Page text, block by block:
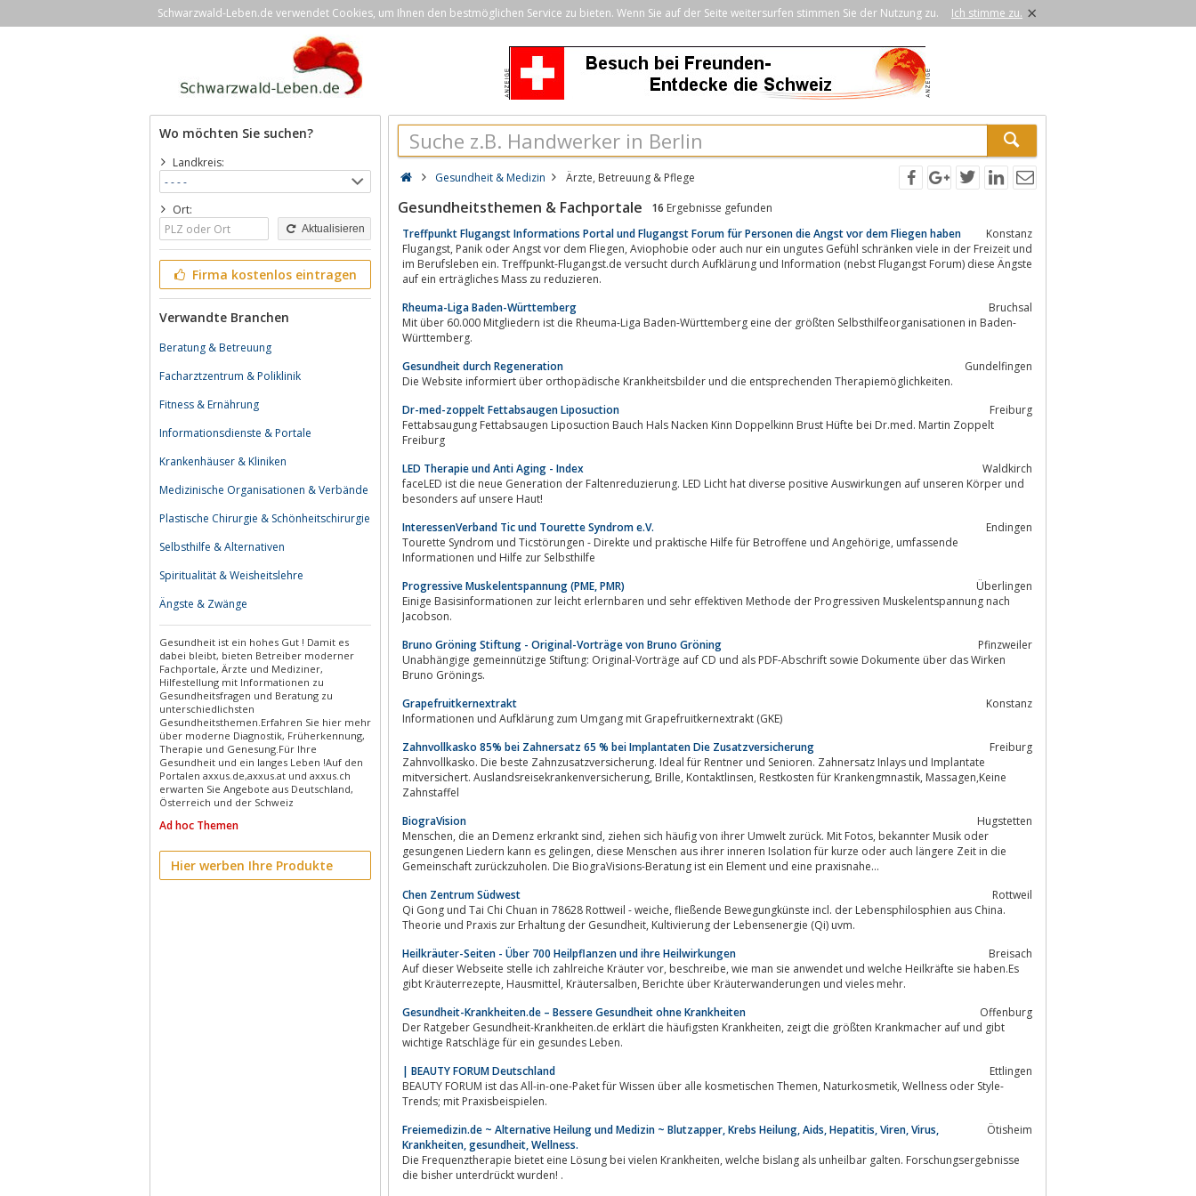
Schwarzwald-Leben.de verwendet Cookies, um Ihnen den bestmöglichen Service zu bieten. Wenn Sie auf der Seite weitersurfen stimmen Sie der Nutzung zu. Ich stimme zu. ×
Wo möchten Sie suchen?
Landkreis:
Ort:
Aktualisieren
Firma kostenlos eintragen
Verwandte Branchen
Beratung & Betreuung
Facharztzentrum & Poliklinik
Fitness & Ernährung
Informationsdienste & Portale
Krankenhäuser & Kliniken
Medizinische Organisationen & Verbände
Plastische Chirurgie & Schönheitschirurgie
Selbsthilfe & Alternativen
Spiritualität & Weisheitslehre
Ängste & Zwänge
Gesundheit ist ein hohes Gut ! Damit es
dabei bleibt, bieten Betreiber moderner
Fachportale, Ärzte und Mediziner,
Hilfestellung mit Informationen zu
Gesundheitsfragen und Beratung zu
unterschiedlichsten
Gesundheitsthemen.Erfahren Sie hier mehr
über moderne Diagnostik, Früherkennung,
Therapie und Genesung.Für Ihre
Gesundheit und ein langes Leben !Auf den
Portalen axxus.de,axxus.at und axxus.ch
erwarten Sie Angebote aus Deutschland,
Österreich und der Schweiz
Ad hoc Themen
Hier werben Ihre Produkte
Gesundheit & Medizin Ärzte, Betreuung & Pflege
Gesundheitsthemen & Fachportale 16 Ergebnisse gefunden
Treffpunkt Flugangst Informations Portal und Flugangst Forum für Personen die Angst vor dem Fliegen haben
Konstanz
Flugangst, Panik oder Angst vor dem Fliegen, Aviophobie oder auch nur ein ungutes Gefühl schränken viele in der Freizeit und
im Berufsleben ein. Treffpunkt-Flugangst.de versucht durch Aufklärung und Information (nebst Flugangst Forum) diese Ängste
auf ein erträgliches Mass zu reduzieren.
Rheuma-Liga Baden-Württemberg
Bruchsal
Mit über 60.000 Mitgliedern ist die Rheu­ma-Liga Baden-Württemberg eine der größ­ten Selbst­hilfe­orga­nisationen in Ba­den-
Württemberg.
Gesundheit durch Regeneration
Gundelfingen
Die Website informiert über orthopädische Krankheitsbilder und die entsprechenden Therapiemöglichkeiten.
Dr-med-zoppelt Fettabsaugen Liposuction
Freiburg
Fettabsaugung Fettabsaugen Liposuction Bauch Hals Nacken Kinn Doppelkinn Brust Hüfte bei Dr.med. Martin Zoppelt
Freiburg
LED Therapie und Anti Aging - Index
Waldkirch
faceLED ist die neue Generation der Faltenreduzierung. LED Licht hat diverse positive Auswirkungen auf unseren Körper und
besonders auf unsere Haut!
InteressenVerband Tic und Tourette Syndrom e.V.
Endingen
Tourette Syndrom und Ticstörungen - Direkte und praktische Hilfe für Betroffene und Angehörige, umfassende
Informationen und Hilfe zur Selbsthilfe
Progressive Muskelentspannung (PME, PMR)
Überlingen
Einige Basisinformationen zur leicht erlernbaren und sehr effektiven Methode der Progressiven Muskelentspannung nach
Jacobson.
Bruno Gröning Stiftung - Original-Vorträge von Bruno Gröning
Pfinzweiler
Unabhängige gemeinnützige Stiftung: Original-Vorträge auf CD und als PDF-Abschrift sowie Dokumente über das Wirken
Bruno Grönings.
Grapefruitkernextrakt
Konstanz
Informationen und Aufklärung zum Umgang mit Grapefruitkernextrakt (GKE)
Zahnvollkasko 85% bei Zahnersatz 65 % bei Implantaten Die Zusatzversicherung
Freiburg
Zahnvollkasko. Die beste Zahnzusatzversicherung. Ideal für Rentner und Senioren. Zahnersatz Inlays und Implantate
mitversichert. Auslandsreisekrankenversicherung, Brille, Kontaktlinsen, Restkosten für Krankengmnastik, Massagen,Keine
Zahnstaffel
BiograVision
Hugstetten
Menschen, die an Demenz erkrankt sind, ziehen sich häufig von ihrer Umwelt zurück. Mit Fotos, bekannter Musik oder
gesungenen Liedern kann es gelingen, diese Menschen aus ihrer inneren Isolation für kurze oder auch längere Zeit in die
Gemeinschaft zurückzuholen. Die BiograVisions-Beratung ist ein Element und eine praxisnahe...
Chen Zentrum Südwest
Rottweil
Qi Gong und Tai Chi Chuan in 78628 Rottweil - weiche, fließende Bewegungkünste incl. der Lebensphilosphien aus China.
Theorie und Praxis zur Erhaltung der Gesundheit, Kultivierung der Lebensenergie (Qi) uvm.
Heilkräuter-Seiten - Über 700 Heilpflanzen und ihre Heilwirkungen
Breisach
Auf dieser Webseite stelle ich zahlreiche Kräuter vor, beschreibe, wie man sie anwendet und welche Heilkräfte sie haben.Es
gibt Kräuterrezepte, Hausmittel, Kräutersalben, Berichte über Kräuterwanderungen und vieles mehr.
Gesundheit-Krankheiten.de – Bessere Gesundheit ohne Krankheiten
Offenburg
Der Ratgeber Gesundheit-Krankheiten.de erklärt die häufigsten Krankheiten, zeigt die größten Krankmacher auf und gibt
wichtige Ratschläge für ein gesundes Leben.
| BEAUTY FORUM Deutschland
Ettlingen
BEAUTY FORUM ist das All-in-one-Paket für Wissen über alle kosmetischen Themen, Naturkosmetik, Wellness oder Style-
Trends; mit Praxisbeispielen.
Freiemedizin.de ~ Alternative Heilung und Medizin ~ Blutzapper, Krebs Heilung, Aids, Hepatitis, Viren, Virus,
Krankheiten, gesundheit, Wellness.
Ötisheim
Die Frequenztherapie bietet eine Lösung bei vielen Krankheiten, welche bislang als unheilbar galten. Forschungsergebnisse
die bisher unterdrückt wurden! .